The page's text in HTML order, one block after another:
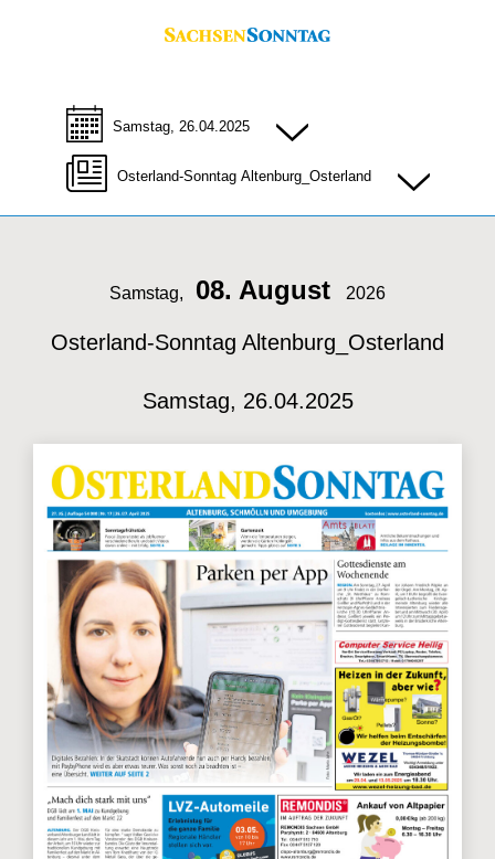
Samstag, 26.04.2025
Osterland-Sonntag Altenburg_Osterland
Samstag, 08. August 2026
Osterland-Sonntag Altenburg_Osterland
Samstag, 26.04.2025